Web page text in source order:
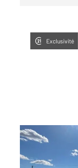
Exclusivité
BANDOL 83
, 1 pièce
Ref : 1433